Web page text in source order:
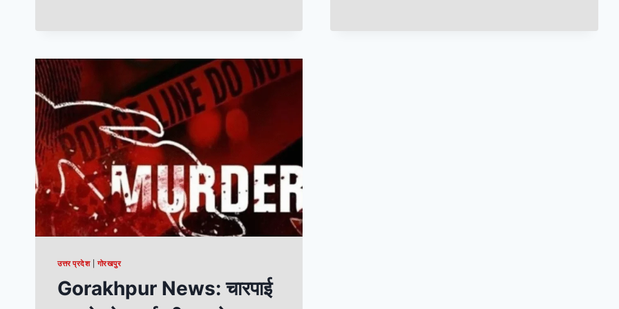
उत्तर प्रदेश|गोरखपुर
Gorakhpur News: चारपाई